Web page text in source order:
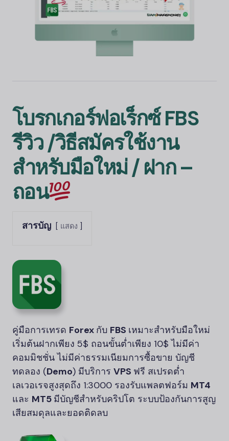
โบรกเกอร์ฟอเร็กซ์FBS
รีวิว /วิธีสมัครใช้งาน
สำหรับมือใหม่ / ฝาก –
ถอน
สารบัญ แสดง
คู่มือการเทรด Forex กับ FBS เหมาะสำหรับมือใหม่
เริ่มต้นฝากเพียง 5$ ถอนขั้นต่ำเพียง 10$ ไม่มีค่า
คอมมิชชั่น ไม่มีค่าธรรมเนียมการซื้อขาย บัญชี
ทดลอง (Demo) มีบริการ VPS ฟรี สเปรดต่ำ
เลเวอเรจสูงสุดถึง 1:3000 รองรับแพลตฟอร์ม MT4
และ MT5 มีบัญชีสำหรับคริปโต ระบบป้องกันการสูญ
เสียสมดุลและยอดติดลบ